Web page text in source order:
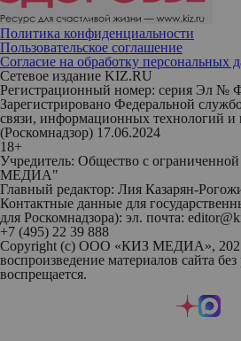
Политика конфиденциальности
Пользовательское соглашение
Согласие на обработку персональных
Сетевое издание KIZ.RU
Регистрационный номер: серия Эл №
Зарегистрировано Федеральной
связи, информационных технологий
(Роскомнадзор) 17.06.2024
18+
Учредитель: Общество с
МЕДИА"
Главный редактор: Лия Казарян-
Контактные данные для
для Роскомнадзора): эл. почта:
+7 (495) 22 39 888
Copyright (с) ООО «КИЗ МЕДИА»,
воспроизведение материалов сайта
воспрещается.